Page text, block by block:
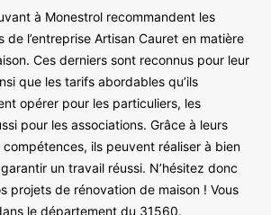
à Monestrol recommandent les
de l’entreprise Artisan Cauret en matière
Ces derniers sont reconnus pour leur
que les tarifs abordables qu’ils
opérer pour les particuliers, les
pour les associations. Grâce à leurs
ils peuvent réaliser à bien
un travail réussi. N’hésitez donc
projets de rénovation de maison ! Vous
le département du 31560.